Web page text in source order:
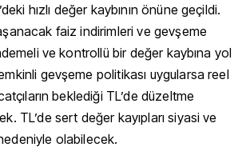
hızlı değer kaybının önüne geçildi.
faiz indirimleri ve gevşeme
ve kontrollü bir değer kaybına yol
gevşeme politikası uygularsa reel
beklediği TL’de düzeltme
TL’de sert değer kayıpları siyasi ve
olabilecek.